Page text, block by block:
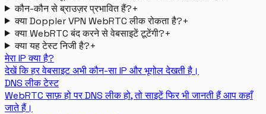
कौन-कौन से ब्राउज़र प्रभावित हैं?+
क्या Doppler VPN WebRTC लीक रोकता है?+
क्या WebRTC बंद करने से वेबसाइटें टूटेंगी?+
क्या यह टेस्ट निजी है?+
मेरा IP क्या है?
देखें कि हर वेबसाइट अभी कौन-सा IP और भूगोल देखती है।
DNS लीक टेस्ट
WebRTC साफ़ हो पर DNS लीक हो, तो साइटें फिर भी जानती हैं आप कहाँ
जाते हैं।